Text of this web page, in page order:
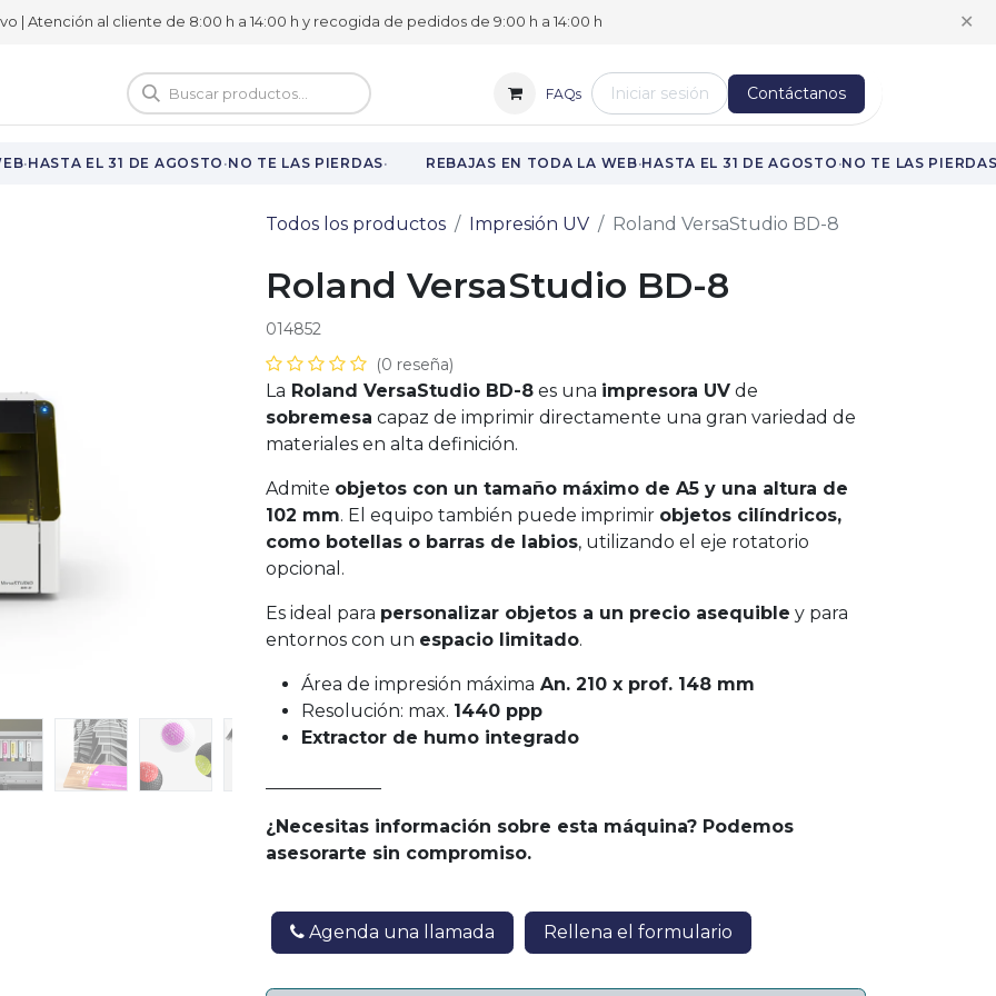
| Atención al cliente de 8:00 h a 14:00 h y recogida de pedidos de 9:00 h a 14:00 h ✕
Vuelta al cole FAQs Iniciar sesión Contáctanos
·HASTA EL 31 DE AGOSTO·NO TE LAS PIERDAS· REBAJAS EN TODA LA WEB·HASTA EL 31 DE AGOSTO ·NO TE LAS PIERDAS·
Todos los productos Impresión UV Roland VersaStudio BD-8
Roland VersaStudio BD-8
014852
(0 reseña)
La Roland VersaStudio BD-8 es una impresora UV de
sobremesa capaz de imprimir directamente una gran variedad de
materiales en alta definición.
Admite objetos con un tamaño máximo de A5 y una altura de
102 mm. El equipo también puede imprimir objetos cilíndricos,
como botellas o barras de labios, utilizando el eje rotatorio
opcional.
Es ideal para personalizar objetos a un precio asequible y para
entornos con un espacio limitado.
Área de impresión máxima An. 210 x prof. 148 mm
Resolución: max. 1440 ppp
Extractor de humo integrado
¿Necesitas información sobre esta máquina? Podemos
asesorarte sin compromiso.
Agenda una llamada Rellena el formulario